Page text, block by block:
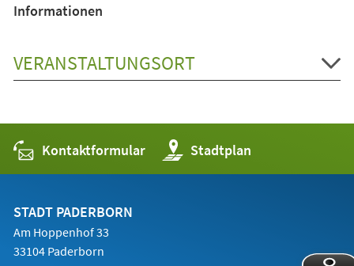
Informationen
VERANSTALTUNGSORT
Kontaktformular Stadtplan
(Öffnet
in
einem
STADT PADERBORN
Am Hoppenhof 33
33104 Paderborn